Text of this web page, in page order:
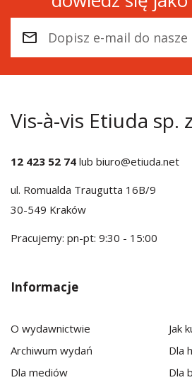
Vis-à-vis Etiuda sp.
12 423 52 74 lub biuro@etiuda.net
ul. Romualda Traugutta 16B/9
30-549 Kraków
Pracujemy: pn-pt: 9:30 - 15:00
Informacje
O wydawnictwie
Archiwum wydań
Dla mediów
Jak
Dla
Dla